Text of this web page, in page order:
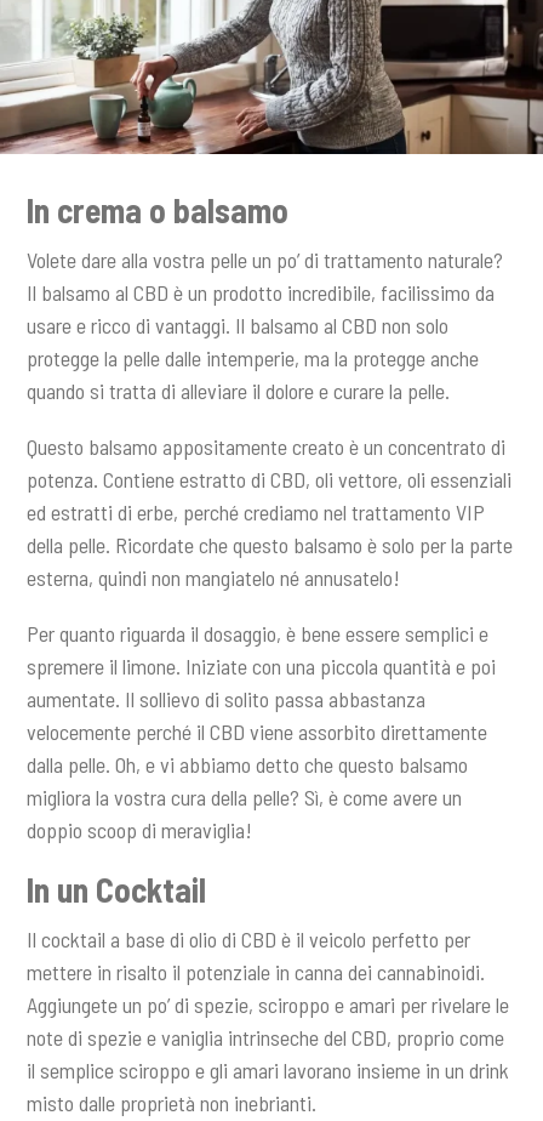
In crema o balsamo
Volete dare alla vostra pelle un po’ di trattamento naturale?
Il balsamo al CBD è un prodotto incredibile, facilissimo da
usare e ricco di vantaggi. Il balsamo al CBD non solo
protegge la pelle dalle intemperie, ma la protegge anche
quando si tratta di alleviare il dolore e curare la pelle.
Questo balsamo appositamente creato è un concentrato di
potenza. Contiene estratto di CBD, oli vettore, oli essenziali
ed estratti di erbe, perché crediamo nel trattamento VIP
della pelle. Ricordate che questo balsamo è solo per la parte
esterna, quindi non mangiatelo né annusatelo!
Per quanto riguarda il dosaggio, è bene essere semplici e
spremere il limone. Iniziate con una piccola quantità e poi
aumentate. Il sollievo di solito passa abbastanza
velocemente perché il CBD viene assorbito direttamente
dalla pelle. Oh, e vi abbiamo detto che questo balsamo
migliora la vostra cura della pelle? Sì, è come avere un
doppio scoop di meraviglia!
In un Cocktail
Il cocktail a base di olio di CBD è il veicolo perfetto per
mettere in risalto il potenziale in canna dei cannabinoidi.
Aggiungete un po’ di spezie, sciroppo e amari per rivelare le
note di spezie e vaniglia intrinseche del CBD, proprio come
il semplice sciroppo e gli amari lavorano insieme in un drink
misto dalle proprietà non inebrianti.